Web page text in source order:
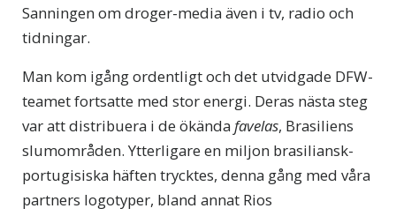
Sanningen om droger-media även i tv, radio och
tidningar.
Man kom igång ordentligt och det utvidgade DFW-
teamet fortsatte med stor energi. Deras nästa steg
var att distribuera i de ökändafavelas, Brasiliens
slumområden. Ytterligare en miljon brasiliansk-
portugisiska häften trycktes, denna gång med våra
partners logotyper, bland annat Rios